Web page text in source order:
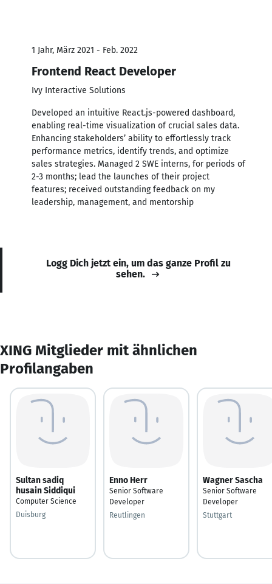
1 Jahr, März 2021 - Feb. 2022
Frontend React Developer
Ivy Interactive Solutions
Developed an intuitive React.js-powered dashboard,
enabling real-time visualization of crucial sales data.
Enhancing stakeholders’ ability to effortlessly track
performance metrics, identify trends, and optimize
sales strategies. Managed 2 SWE interns, for periods of
2-3 months; lead the launches of their project
features; received outstanding feedback on my
leadership, management, and mentorship
Logg Dich jetzt ein, um das ganze Profil zu
sehen.
XING Mitglieder mit ähnlichen
Profilangaben
Sultan sadiq
husain Siddiqui
Computer Science
Duisburg
Enno Herr
Senior Software
Developer
Reutlingen
Wagner Sascha
Senior Software
Developer
Stuttgart